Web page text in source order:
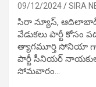
09/12/2024 SIRA
సిరా న్యూస్,
వేడుక‌లు పార్టీ కోసం
త్యాగమూర్తి సోనియా
పార్టీ సీనియ‌ర్
సోమవారం…